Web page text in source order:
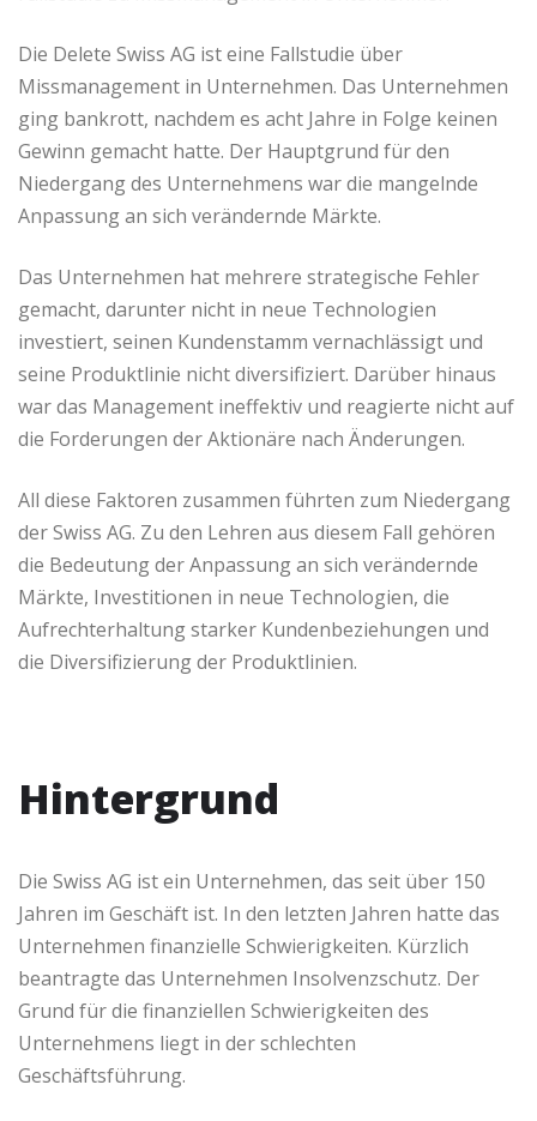
Die Delete Swiss AG ist eine Fallstudie über
Missmanagement in Unternehmen. Das Unternehmen
ging bankrott, nachdem es acht Jahre in Folge keinen
Gewinn gemacht hatte. Der Hauptgrund für den
Niedergang des Unternehmens war die mangelnde
Anpassung an sich verändernde Märkte.
Das Unternehmen hat mehrere strategische Fehler
gemacht, darunter nicht in neue Technologien
investiert, seinen Kundenstamm vernachlässigt und
seine Produktlinie nicht diversifiziert. Darüber hinaus
war das Management ineffektiv und reagierte nicht auf
die Forderungen der Aktionäre nach Änderungen.
All diese Faktoren zusammen führten zum Niedergang
der Swiss AG. Zu den Lehren aus diesem Fall gehören
die Bedeutung der Anpassung an sich verändernde
Märkte, Investitionen in neue Technologien, die
Aufrechterhaltung starker Kundenbeziehungen und
die Diversifizierung der Produktlinien.
Hintergrund
Die Swiss AG ist ein Unternehmen, das seit über 150
Jahren im Geschäft ist. In den letzten Jahren hatte das
Unternehmen finanzielle Schwierigkeiten. Kürzlich
beantragte das Unternehmen Insolvenzschutz. Der
Grund für die finanziellen Schwierigkeiten des
Unternehmens liegt in der schlechten
Geschäftsführung.